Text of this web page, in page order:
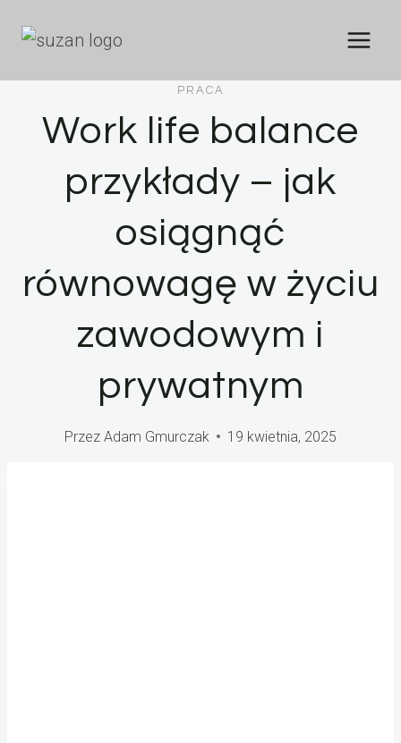
PRACA
Work life balance
przykłady – jak
osiągnąć
równowagę w życiu
zawodowym i
prywatnym
Przez Adam Gmurczak 19 kwietnia, 2025